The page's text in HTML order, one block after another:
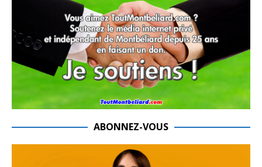
ABONNEZ-VOUS